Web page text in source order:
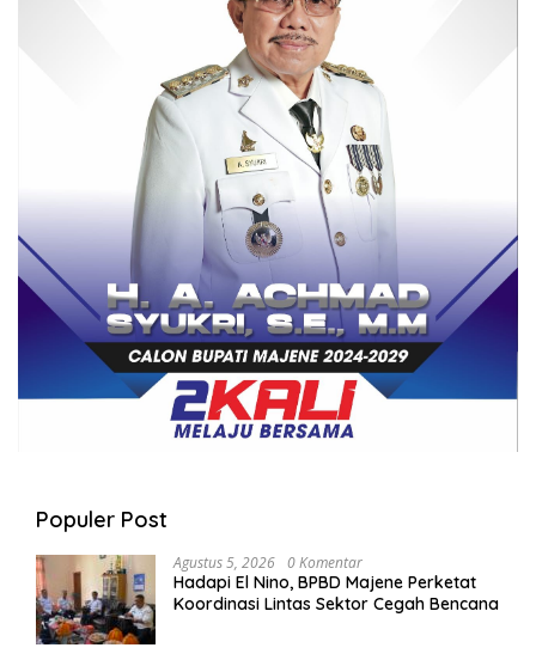
Populer Post
Agustus 5, 2026 0 Komentar
Hadapi El Nino, BPBD Majene Perketat
Koordinasi Lintas Sektor Cegah Bencana